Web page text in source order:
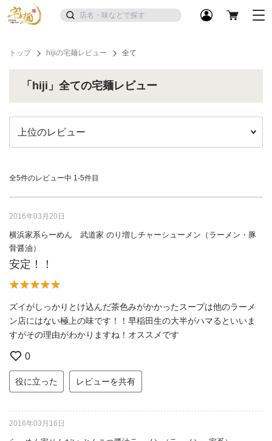
トップ hijiの宅麺レビュー 全て
「hiji」全ての宅麺レビュー
全5件のレビュー中 1-5件目
2016年03月20日
横浜家系らーめん 武道家 のり増しチャーシューメン（ラーメン・豚
骨醤油）
安定！！
ズイがしっかりとけ込んだ茶色みがかかったスープは他のラーメ
ン店にはない極上の味です！！早稲田生の大半がハマるといいま
すがその理由がわかりますね！オススメです
0
役に立った レビューを共有
2016年03月16日